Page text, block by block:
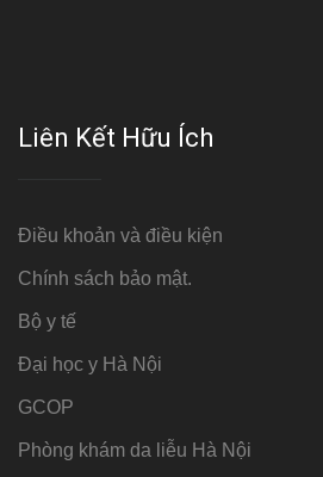
Liên Kết Hữu Ích
Điều khoản và điều kiện
Chính sách bảo mật.
Bộ y tế
Đại học y Hà Nội
GCOP
Phòng khám da liễu Hà Nội